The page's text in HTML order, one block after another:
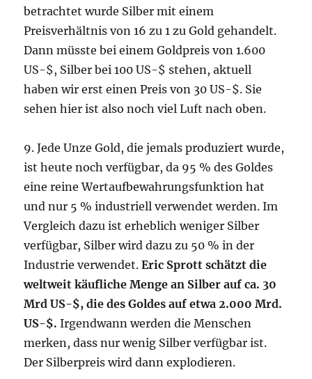
betrachtet wurde Silber mit einem
Preisverhältnis von 16 zu 1 zu Gold gehandelt.
Dann müsste bei einem Goldpreis von 1.600
US-$, Silber bei 100 US-$ stehen, aktuell
haben wir erst einen Preis von 30 US-$. Sie
sehen hier ist also noch viel Luft nach oben.
9. Jede Unze Gold, die jemals produziert wurde,
ist heute noch verfügbar, da 95 % des Goldes
eine reine Wertaufbewahrungsfunktion hat
und nur 5 % industriell verwendet werden. Im
Vergleich dazu ist erheblich weniger Silber
verfügbar, Silber wird dazu zu 50 % in der
Industrie verwendet. Eric Sprott schätzt die
weltweit käufliche Menge an Silber auf ca. 30
Mrd US-$, die des Goldes auf etwa 2.000 Mrd.
US-$. Irgendwann werden die Menschen
merken, dass nur wenig Silber verfügbar ist.
Der Silberpreis wird dann explodieren.